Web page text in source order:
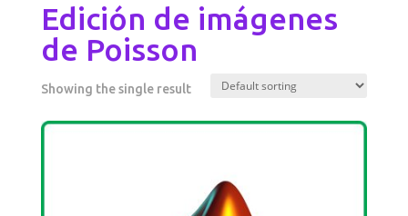
Edición de imágenes
de Poisson
Showing the single result